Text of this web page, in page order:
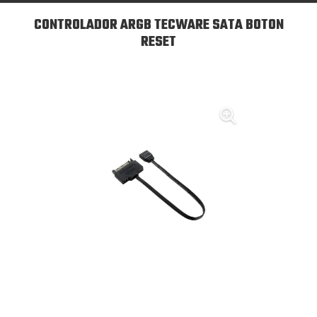
CONTROLADOR ARGB TECWARE SATA BOTON
RESET